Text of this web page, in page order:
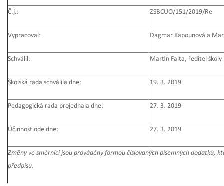
Č.j.: ZSBCUO/151/2019/Re
Vypracoval: Dagmar Kapounová a
Schválil: Martin Falta, ředitel školy
Školská rada schválila dne: 19. 3. 2019
Pedagogická rada projednala dne: 27. 3. 2019
Účinnost ode dne: 27. 3. 2019
Změny ve směrnici jsou prováděny formou číslovaných písemných dodatků,
předpisu.